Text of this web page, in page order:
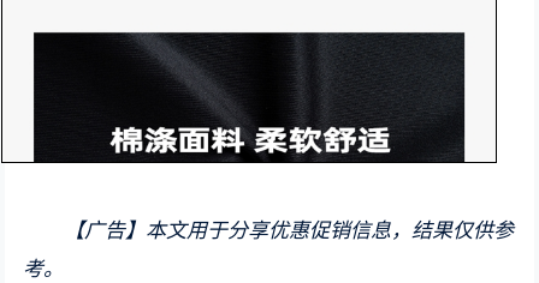
【广告】本文用于分享优惠促销信息，结果仅供参
考。